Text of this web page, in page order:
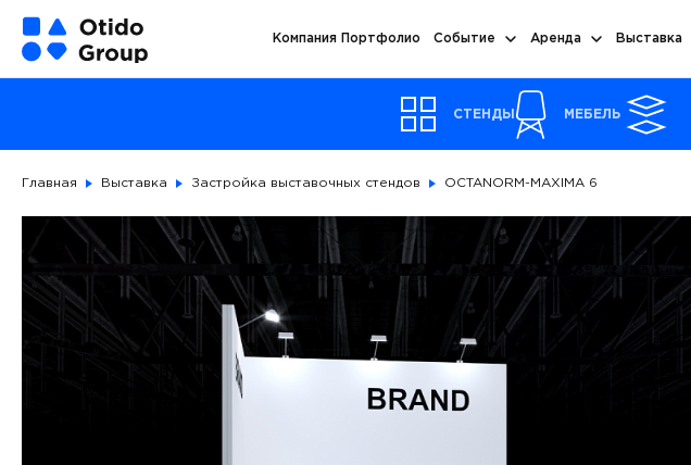
Компания Портфолио Событие Аренда Выставка
СТЕНДЫ МЕБЕЛЬ
Главная Выставка Застройка выставочных стендов OCTANORM-MAXIMA 6